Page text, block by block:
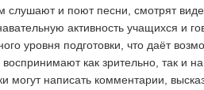
слушают и поют песни, смотрят
активность учащихся и
уровня подготовки, что даёт
как зрительно, так и
могут написать комментарии,